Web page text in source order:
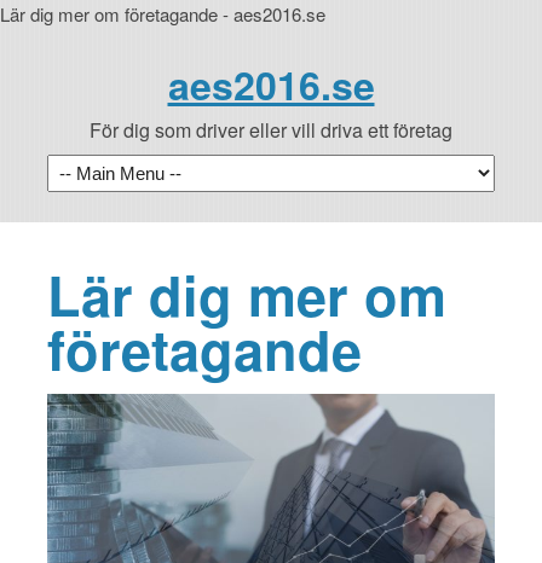
Lär dig mer om företagande - aes2016.se
aes2016.se
För dig som driver eller vill driva ett företag
Lär dig mer om
företagande